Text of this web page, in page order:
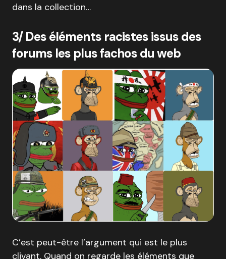
dans la collection…
3/ Des éléments racistes issus des
forums les plus fachos du web
C’est peut-être l’argument qui est le plus
clivant. Quand on regarde les éléments que